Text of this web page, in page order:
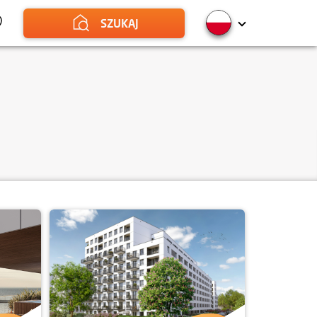
SZUKAJ